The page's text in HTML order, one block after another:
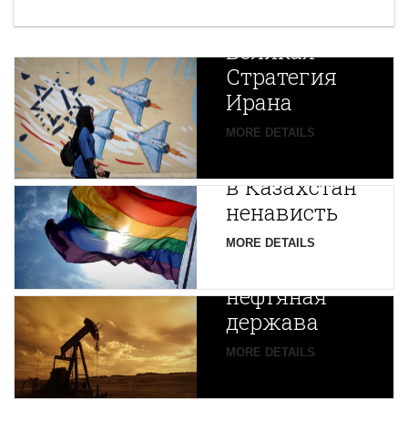
Новая
Великая
Стратегия
Ирана
MORE DETAILS
Путин
в Казахстан
ненависть
MORE DETAILS
Центральной
Азии
зарождается
нефтяная
держава
MORE DETAILS